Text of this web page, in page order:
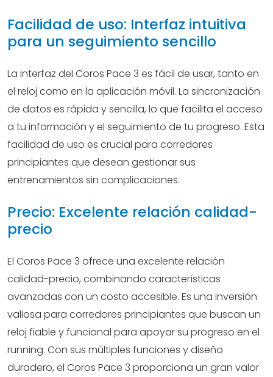
Facilidad de uso: Interfaz intuitiva
para un seguimiento sencillo
La interfaz del Coros Pace 3 es fácil de usar, tanto en
el reloj como en la aplicación móvil. La sincronización
de datos es rápida y sencilla, lo que facilita el acceso
a tu información y el seguimiento de tu progreso. Esta
facilidad de uso es crucial para corredores
principiantes que desean gestionar sus
entrenamientos sin complicaciones.
Precio: Excelente relación calidad-
precio
El Coros Pace 3 ofrece una excelente relación
calidad-precio, combinando características
avanzadas con un costo accesible. Es una inversión
valiosa para corredores principiantes que buscan un
reloj fiable y funcional para apoyar su progreso en el
running. Con sus múltiples funciones y diseño
duradero, el Coros Pace 3 proporciona un gran valor